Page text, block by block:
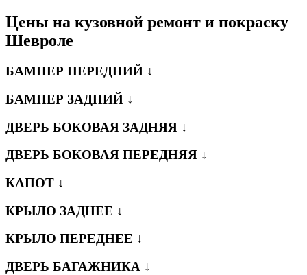
Цены на кузовной ремонт и покраску
Шевроле
БАМПЕР ПЕРЕДНИЙ ↓
БАМПЕР ЗАДНИЙ ↓
ДВЕРЬ БОКОВАЯ ЗАДНЯЯ ↓
ДВЕРЬ БОКОВАЯ ПЕРЕДНЯЯ ↓
КАПОТ ↓
КРЫЛО ЗАДНЕЕ ↓
КРЫЛО ПЕРЕДНЕЕ ↓
ДВЕРЬ БАГАЖНИКА ↓